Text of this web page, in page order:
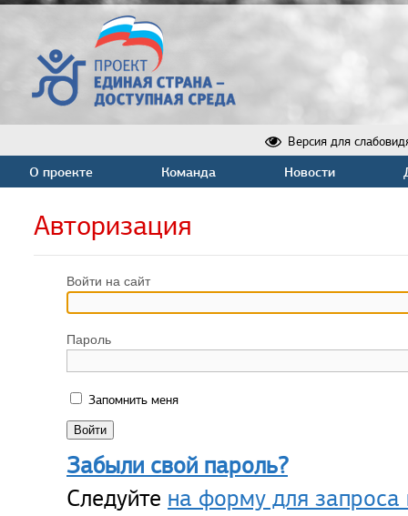
Версия для
О проекте Команда Новости
Авторизация
Войти на сайт
Пароль
Запомнить меня
Забыли свой пароль?
Следуйте на форму для запроса